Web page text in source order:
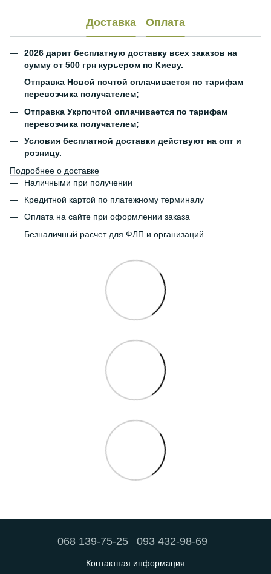
Доставка Оплата
2026 дарит бесплатную доставку всех заказов на
сумму от 500 грн курьером по Киеву.
Отправка Новой почтой оплачивается по тарифам
перевозчика получателем;
Отправка Укрпочтой оплачивается по тарифам
перевозчика получателем;
Условия бесплатной доставки действуют на опт и
розницу.
Подробнее о доставке
Наличными при получении
Кредитной картой по платежному терминалу
Оплата на сайте при оформлении заказа
Безналичный расчет для ФЛП и организаций
068 139-75-25 093 432-98-69
Контактная информация